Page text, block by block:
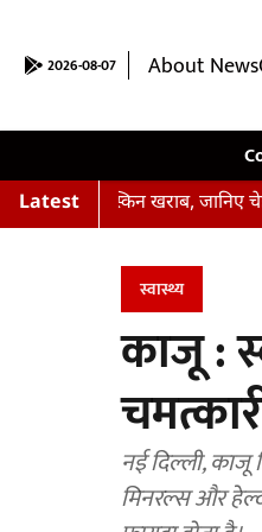
2026-08-07 About
Latestस्किन खराब, जानिए चेहरे की
स्वास्थ्य
काजू :
नई दिल्ली, काजू
मिनरल्स और